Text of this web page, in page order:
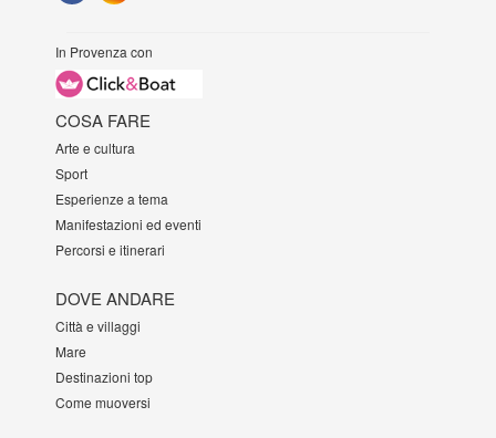
In Provenza con
COSA FARE
Arte e cultura
Sport
Esperienze a tema
Manifestazioni ed eventi
Percorsi e itinerari
DOVE ANDARE
Città e villaggi
Mare
Destinazioni top
Come muoversi